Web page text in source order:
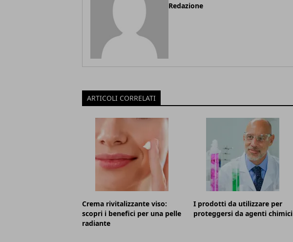
Redazione
ARTICOLI CORRELATI
Crema rivitalizzante viso:
scopri i benefici per una pelle
radiante
I prodotti da utilizzare per
proteggersi da agenti chimici